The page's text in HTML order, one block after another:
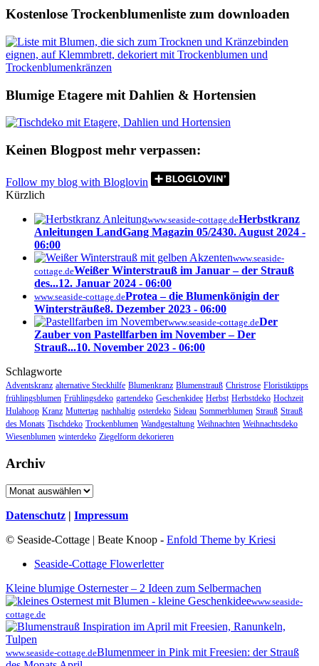
Kostenlose Trockenblumenliste zum downloaden
Blumige Etagere mit Dahlien & Hortensien
Keinen Blogpost mehr verpassen:
Follow my blog with Bloglovin
Kürzlich
www.seaside-cottage.deHerbstkranz
Anleitungen LandGang Magazin 05/2430. August 2024 -
06:00
www.seaside-
cottage.deWeißer Winterstrauß im Januar – der Strauß
des...12. Januar 2024 - 06:00
www.seaside-cottage.deProtea – die Blumenkönigin der
Wintersträuße8. Dezember 2023 - 06:00
www.seaside-cottage.deDer
Zauber von Pastellfarben im November – Der
Strauß...10. November 2023 - 06:00
Schlagworte
Adventskranz alternative Steckhilfe Blumenkranz Blumenstrauß Christrose Floristiktipps
frühlingsblumen Frühlingsdeko gartendeko Geschenkidee Herbst Herbstdeko Hochzeit
Hulahoop Kranz Muttertag nachhaltig osterdeko Sideau Sommerblumen Strauß Strauß
des Monats Tischdeko Trockenblumen Wandgestaltung Weihnachten Weihnachtsdeko
Wiesenblumen winterdeko Ziegelform dekorieren
Archiv
Archiv
Datenschutz | Impressum
© Seaside-Cottage | Beate Knoop - Enfold Theme by Kriesi
Seaside-Cottage Flowerletter
Kleine blumige Osternester – 2 Ideen zum Selbermachen
www.seaside-
cottage.de
www.seaside-cottage.deBlumenmeer in Pink mit Freesien: der Strauß